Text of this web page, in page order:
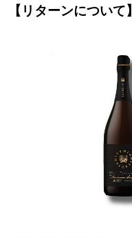
【リターンについて】